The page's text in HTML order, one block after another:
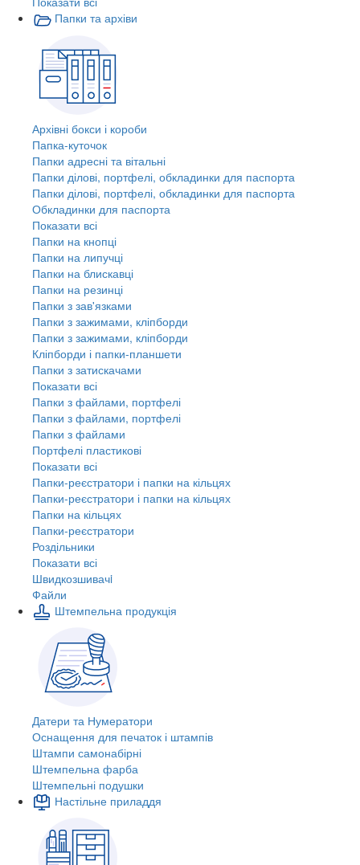
Папки та архіви
Архівні бокси і короби
Папка-куточок
Папки адресні та вітальні
Папки ділові, портфелі, обкладинки для паспорта
Папки ділові, портфелі, обкладинки для паспорта
Обкладинки для паспорта
Показати всі
Папки на кнопці
Папки на липучці
Папки на блискавці
Папки на резинці
Папки з зав'язками
Папки з зажимами, кліпборди
Папки з зажимами, кліпборди
Кліпборди і папки-планшети
Папки з затискачами
Показати всі
Папки з файлами, портфелі
Папки з файлами, портфелі
Папки з файлами
Портфелі пластикові
Показати всі
Папки-реєстратори і папки на кільцях
Папки-реєстратори і папки на кільцях
Папки на кільцях
Папки-реєстратори
Роздільники
Показати всі
Швидкозшивачi
Файли
Штемпельна продукція
Датери та Нумератори
Оснащення для печаток і штампів
Штампи самонабірні
Штемпельна фарба
Штемпельні подушки
Настільне приладдя